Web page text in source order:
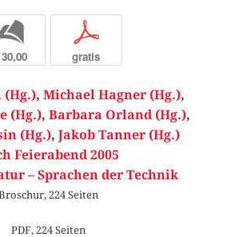
p
gratis
(Hg.), Michael Hagner (Hg.),
(Hg.), Barbara Orland (Hg.),
(Hg.), Jakob Tanner (Hg.)
Feierabend 2005
– Sprachen der Technik
224 Seiten
PDF, 224 Seiten